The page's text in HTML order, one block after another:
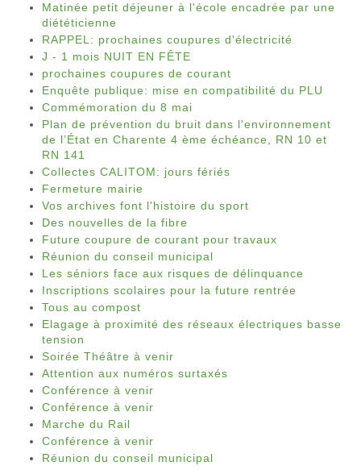
Matinée petit déjeuner à l'école encadrée par une
diététicienne
RAPPEL: prochaines coupures d'électricité
J - 1 mois NUIT EN FÊTE
prochaines coupures de courant
Enquête publique: mise en compatibilité du PLU
Commémoration du 8 mai
Plan de prévention du bruit dans l'environnement
de l’État en Charente 4 ème échéance, RN 10 et
RN 141
Collectes CALITOM: jours fériés
Fermeture mairie
Vos archives font l'histoire du sport
Des nouvelles de la fibre
Future coupure de courant pour travaux
Réunion du conseil municipal
Les séniors face aux risques de délinquance
Inscriptions scolaires pour la future rentrée
Tous au compost
Elagage à proximité des réseaux électriques basse
tension
Soirée Théâtre à venir
Attention aux numéros surtaxés
Conférence à venir
Conférence à venir
Marche du Rail
Conférence à venir
Réunion du conseil municipal